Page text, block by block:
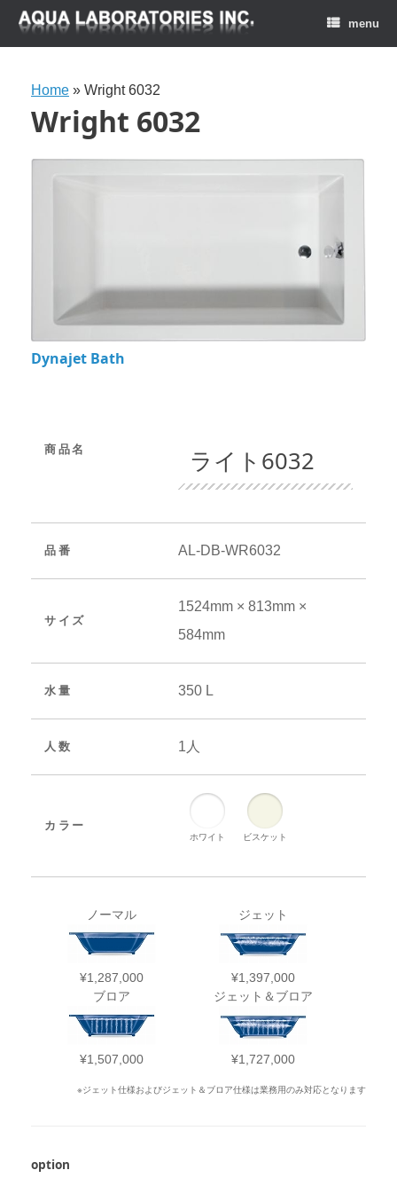
menu
Home » Wright 6032
Wright 6032
Dynajet Bath
商品名 ライト6032
品番 AL-DB-WR6032
サイズ
1524mm × 813mm ×
584mm
水量 350 L
人数 1人
カラー
ホワイト ビスケット
ノーマル
¥1,287,000
ジェット
¥1,397,000
ブロア
¥1,507,000
ジェット＆ブロア
¥1,727,000
※ジェット仕様およびジェット＆ブロア仕様は業務用のみ対応となります
option